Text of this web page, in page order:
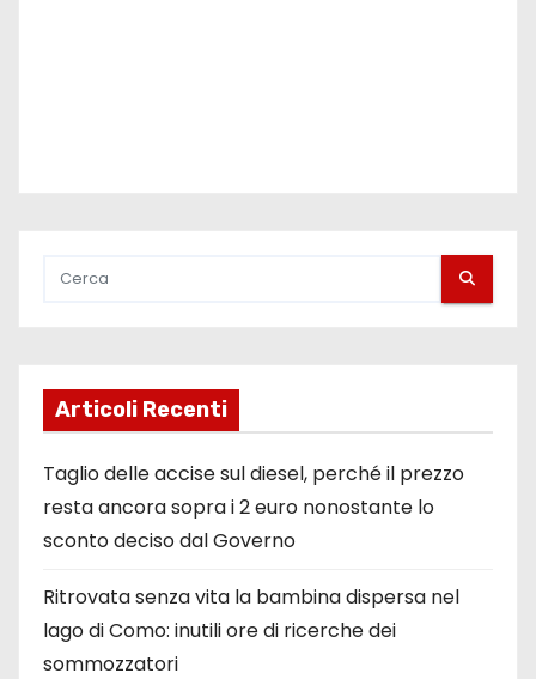
Articoli Recenti
Taglio delle accise sul diesel, perché il prezzo
resta ancora sopra i 2 euro nonostante lo
sconto deciso dal Governo
Ritrovata senza vita la bambina dispersa nel
lago di Como: inutili ore di ricerche dei
sommozzatori